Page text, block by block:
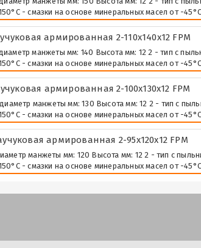
- смазки на основе минеральных масел от -
армированная 2-110х140х12 FPM
манжеты мм: 140 Высота мм: 12 2 - тип с
- смазки на основе минеральных масел от -
армированная 2-100х130х12 FPM
манжеты мм: 130 Высота мм: 12 2 - тип с
- смазки на основе минеральных масел от -
армированная 2-95х120х12 FPM
манжеты мм: 120 Высота мм: 12 2 - тип с
- смазки на основе минеральных масел от -